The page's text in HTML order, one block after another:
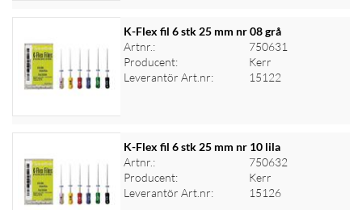
Logga in för priser
K-Flex fil 6 stk 25 mm nr 08 grå
Artnr.:
750631
Producent:
Kerr
Leverantör Art.nr:
15122
Logga in för priser
K-Flex fil 6 stk 25 mm nr 10 lila
Artnr.:
750632
Producent:
Kerr
Leverantör Art.nr:
15126